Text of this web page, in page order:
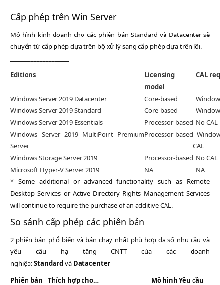
Cấp phép trên Win Server
Mô hình kinh doanh cho các phiên bản Standard và Datacenter sẽ
chuyển từ cấp phép dựa trên bộ xử lý sang cấp phép dựa trên lõi.
Editions
Licensing
model
CAL
Windows Server 2019 Datacenter Core-based
Windows Server 2019 Standard
Core-based
Windows Server 2019 Essentials
Processor-based No
Windows Server 2019 MultiPoint Premium
Server
Processor-based
CAL
Windows Storage Server 2019
Processor-based No
Microsoft Hyper-V Server 2019
NA
NA
* Some additional or advanced functionality such as Remote
Desktop Services or Active Directory Rights Management Services
will continue to require the purchase of an additive CAL.
So sánh cấp phép các phiên bản
2 phiên bản phổ biến và bán chạy nhất phù hợp đa số nhu cầu và
yêu cầu hạ tầng CNTT của các doanh
nghiệp:Standardvà Datacenter
Phiên bản
Thích hợp cho… Mô hìnhYêu cầu